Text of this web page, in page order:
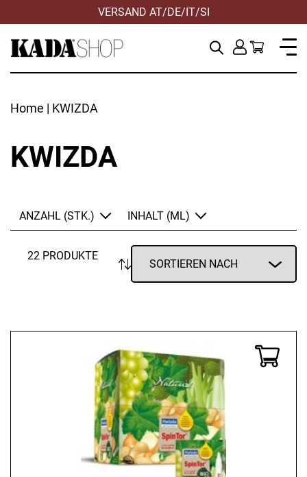
VERSAND AT/DE/IT/SI
Home | KWIZDA
KWIZDA
ANZAHL (STK.)
ANWENDEN
INHALT (ML)
ANWENDEN
22 PRODUKTE